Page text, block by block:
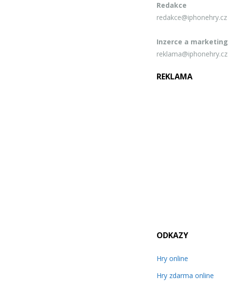
Redakce
redakce@iphonehry.cz
Inzerce a marketing
reklama@iphonehry.cz
REKLAMA
ODKAZY
Hry online
Hry zdarma online